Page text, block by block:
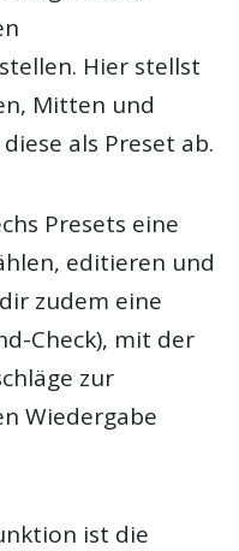
Hier stellst
Mitten und
als Preset ab.
Presets eine
editieren und
zudem eine
Check), mit der
zur
Wiedergabe
ist die